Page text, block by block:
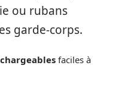
ou rubans
garde-corps.
faciles à